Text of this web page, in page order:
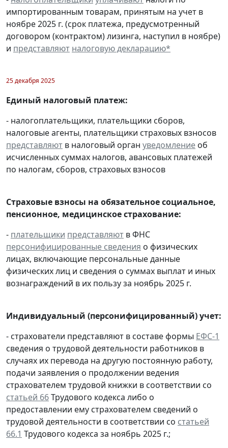
импортированным товарам, принятым на учет в
ноябре 2025 г. (срок платежа, предусмотренный
договором (контрактом) лизинга, наступил в ноябре)
и представляют налоговую декларацию*
25 декабря 2025
Единый налоговый платеж:
- налогоплательщики, плательщики сборов,
налоговые агенты, плательщики страховых взносов
представляют в налоговый орган уведомление об
исчисленных суммах налогов, авансовых платежей
по налогам, сборов, страховых взносов
Страховые взносы на обязательное социальное,
пенсионное, медицинское страхование:
- плательщики представляют в ФНС
персонифицированные сведения о физических
лицах, включающие персональные данные
физических лиц и сведения о суммах выплат и иных
вознаграждений в их пользу за ноябрь 2025 г.
Индивидуальный (персонифицированный) учет:
- страхователи представляют в составе формы ЕФС-1
сведения о трудовой деятельности работников в
случаях их перевода на другую постоянную работу,
подачи заявления о продолжении ведения
страхователем трудовой книжки в соответствии со
статьей 66Трудового кодекса либо о
предоставлении ему страхователем сведений о
трудовой деятельности в соответствии со статьей
66.1 Трудового кодекса за ноябрь 2025 г.;